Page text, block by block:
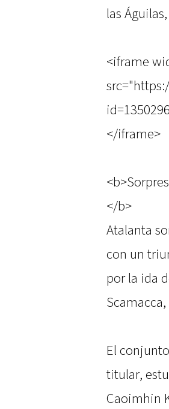
las
<iframe
</iframe>
</b>
Atalanta
con un
por la ida
El
titular,
Caoimhin